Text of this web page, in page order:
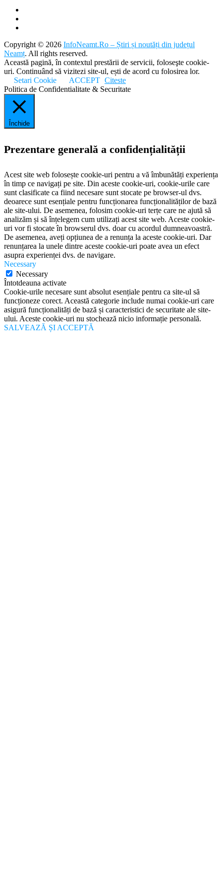
Copyright © 2026 InfoNeamt.Ro – Știri și noutăți din județul
Neamț. All rights reserved.
Această pagină, în contextul prestării de servicii, foloseşte cookie-
uri. Continuând să vizitezi site-ul, ești de acord cu folosirea lor.
Setari Cookie
ACCEPT Citeste
Politica de Confidentialitate & Securitate
Închide
Prezentare generală a confidențialității
Acest site web folosește cookie-uri pentru a vă îmbunătăți experiența
în timp ce navigați pe site. Din aceste cookie-uri, cookie-urile care
sunt clasificate ca fiind necesare sunt stocate pe browser-ul dvs.
deoarece sunt esențiale pentru funcționarea funcționalităților de bază
ale site-ului. De asemenea, folosim cookie-uri terțe care ne ajută să
analizăm și să înțelegem cum utilizați acest site web. Aceste cookie-
uri vor fi stocate în browserul dvs. doar cu acordul dumneavoastră.
De asemenea, aveți opțiunea de a renunța la aceste cookie-uri. Dar
renunțarea la unele dintre aceste cookie-uri poate avea un efect
asupra experienței dvs. de navigare.
Necessary
Necessary
Întotdeauna activate
Cookie-urile necesare sunt absolut esențiale pentru ca site-ul să
funcționeze corect. Această categorie include numai cookie-uri care
asigură funcționalități de bază și caracteristici de securitate ale site-
ului. Aceste cookie-uri nu stochează nicio informație personală.
SALVEAZĂ ȘI ACCEPTĂ